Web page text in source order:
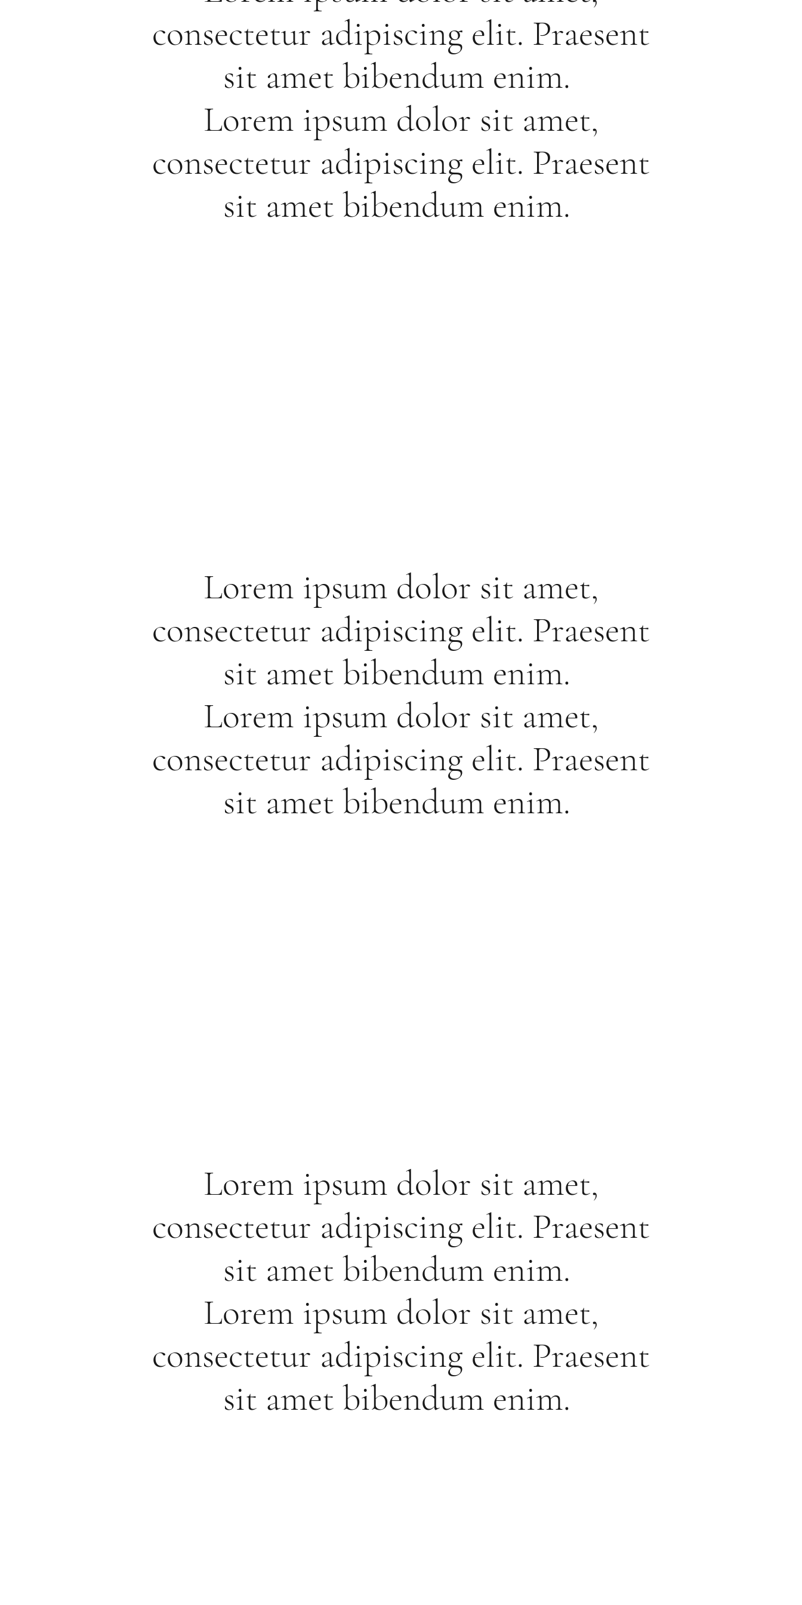
consectetur adipiscing elit. Praesent
sit amet bibendum enim.
Lorem ipsum dolor sit amet,
consectetur adipiscing elit. Praesent
sit amet bibendum enim.
Lorem ipsum dolor sit amet,
consectetur adipiscing elit. Praesent
sit amet bibendum enim.
Lorem ipsum dolor sit amet,
consectetur adipiscing elit. Praesent
sit amet bibendum enim.
Lorem ipsum dolor sit amet,
consectetur adipiscing elit. Praesent
sit amet bibendum enim.
Lorem ipsum dolor sit amet,
consectetur adipiscing elit. Praesent
sit amet bibendum enim.